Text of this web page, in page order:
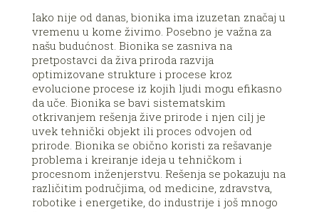
Iako nije od danas, bionika ima izuzetan značaj u
vremenu u kome živimo. Posebno je važna za
našu budućnost. Bionika se zasniva na
pretpostavci da živa priroda razvija
optimizovane strukture i procese kroz
evolucione procese iz kojih ljudi mogu efikasno
da uče. Bionika se bavi sistematskim
otkrivanjem rešenja žive prirode i njen cilj je
uvek tehnički objekt ili proces odvojen od
prirode. Bionika se obično koristi za rešavanje
problema i kreiranje ideja u tehničkom i
procesnom inženjerstvu. Rešenja se pokazuju na
različitim područjima, od medicine, zdravstva,
robotike i energetike, do industrije i još mnogo